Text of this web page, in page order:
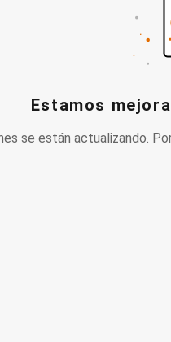
Estamos
se están actualizando.